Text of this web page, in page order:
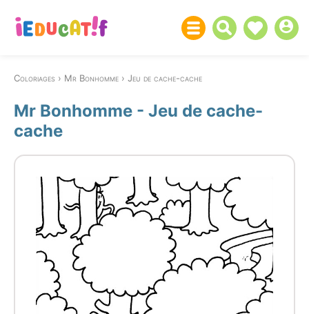
Coloriages Mr Bonhomme Jeu de cache-cache
Mr Bonhomme - Jeu de cache-
cache